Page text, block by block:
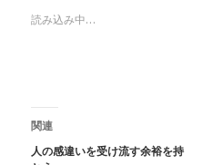
読み込み中…
関連
人の感違いを受け流す余裕を持